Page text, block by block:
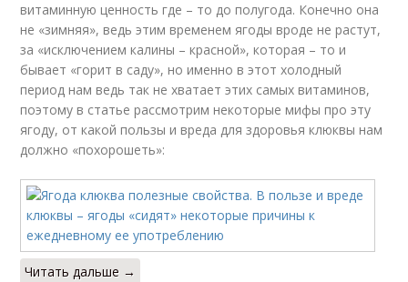
витаминную ценность где – то до полугода. Конечно она
не «зимняя», ведь этим временем ягоды вроде не растут,
за «исключением калины – красной», которая – то и
бывает «горит в саду», но именно в этот холодный
период нам ведь так не хватает этих самых витаминов,
поэтому в статье рассмотрим некоторые мифы про эту
ягоду, от какой пользы и вреда для здоровья клюквы нам
должно «похорошеть»:
Читать дальше →